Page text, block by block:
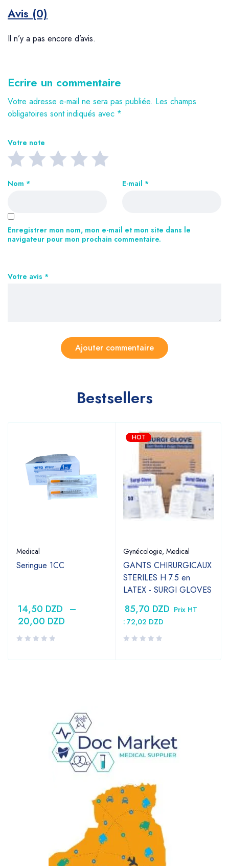
Avis (0)
Il n’y a pas encore d’avis.
Ecrire un commentaire
Votre adresse e-mail ne sera pas publiée. Les champs
obligatoires sont indiqués avec *
Votre note
Votre avis *
Nom * E-mail *
Enregistrer mon nom, mon e-mail et mon site dans le
navigateur pour mon prochain commentaire.
Bestsellers
Medical
Seringue 1CC
14,50 DZD –
20,00 DZD
HOT
Gynécologie, Medical
GANTS CHIRURGICAUX
STERILES H 7.5 en
LATEX - SURGI GLOVES
85,70 DZD Prix HT
: 72,02 DZD